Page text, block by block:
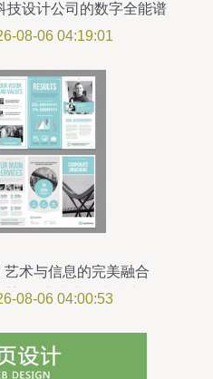
技设计公司的数字全能谱
08-06 04:19:01
术与信息的完美融合
塑行业生态的未来之路
08-06 04:00:53